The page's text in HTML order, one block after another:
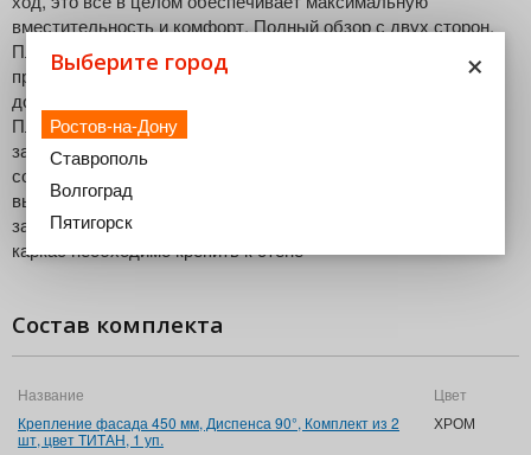
вместительность и комфорт. Полный обзор с двух сторон.
Плавное открывание и закрывание обеспечивается за счет
продуманной системы демпферов и
доводчиков.Направляющие нового поколения СофтСтоп
Плюс обеспечивают плавную доводку механизма при
закрытие Внутренняя высота каркаса при этом должна
составлять 1900-2300мм Надежный и прочный механизм
выдерживает вес до 120кг.При этом даже при полной
загрузке выдвигается легко. Во избежание опрокидывания
каркас необходимо крепить к стене
Состав комплекта
Название Цвет
Крепление фасада 450 мм, Диспенса 90°, Комплект из 2
шт, цвет ТИТАН, 1 уп.
ХРОМ
×
Выберите город
Ростов-на-Дону
Ставрополь
Волгоград
Пятигорск